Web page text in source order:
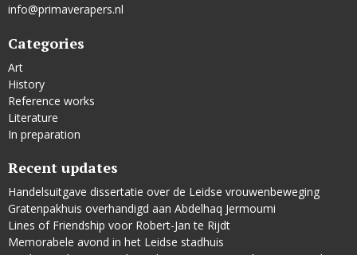
info@primaverapers.nl
Categories
Art
History
Reference works
Literature
In preparation
Recent updates
Handelsuitgave dissertatie over de Leidse vrouwenbeweging
Gratenpakhuis overhandigd aan Abdelhaq Jermoumi
Lines of Friendship voor Robert-Jan te Rijdt
Memorabele avond in het Leidse stadhuis